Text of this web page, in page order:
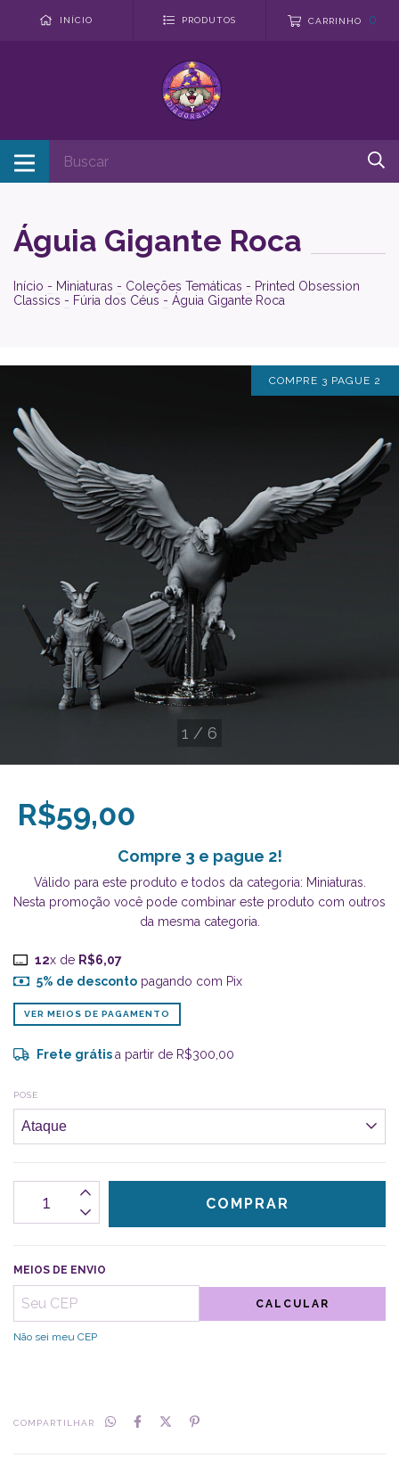
INÍCIO PRODUTOS CARRINHO 0
Águia Gigante Roca
Início - Miniaturas - Coleções Temáticas - Printed Obsession
Classics - Fúria dos Céus - Águia Gigante Roca
COMPRE 3 PAGUE 2
1 / 6
R$59,00
Compre 3 e pague 2!
Válido para este produto e todos da categoria: Miniaturas.
Nesta promoção você pode combinar este produto com outros
da mesma categoria.
12x de R$6,07
5% de descontopagando com Pix
VER MEIOS DE PAGAMENTO
Frete grátisa partir de R$300,00
POSE
MEIOS DE ENVIO
CALCULAR
Não sei meu CEP
COMPARTILHAR